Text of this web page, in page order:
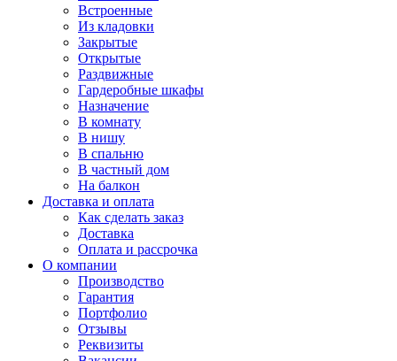
Встроенные
Из кладовки
Закрытые
Открытые
Раздвижные
Гардеробные шкафы
Назначение
В комнату
В нишу
В спальню
В частный дом
На балкон
Доставка и оплата
Как сделать заказ
Доставка
Оплата и рассрочка
О компании
Производство
Гарантия
Портфолио
Отзывы
Реквизиты